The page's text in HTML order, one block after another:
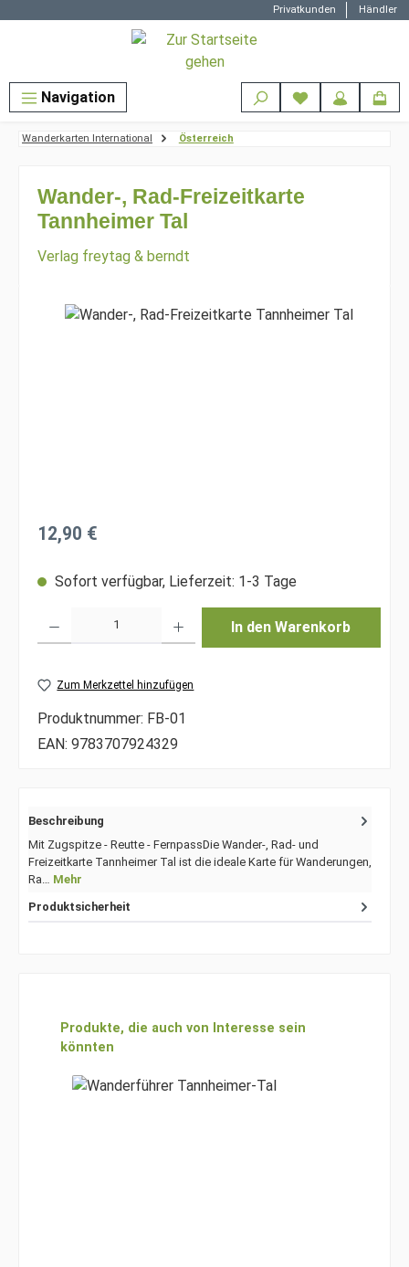
Zum Hauptinhalt springen Privatkunden Händler
Navigation
Wanderkarten International Österreich
Wander-, Rad-Freizeitkarte
Tannheimer Tal
Verlag freytag & berndt
Bildergalerie überspringen
Regulärer Preis:
12,90 €
Sofort verfügbar, Lieferzeit: 1-3 Tage
In den Warenkorb
Zum Merkzettel hinzufügen
Produktnummer: FB-01
EAN: 9783707924329
Beschreibung
Mit Zugspitze - Reutte - FernpassDie Wander-, Rad- und
Freizeitkarte Tannheimer Tal ist die ideale Karte für Wanderungen,
Ra… Mehr
Produktsicherheit
Produktgalerie überspringen
Produkte, die auch von Interesse sein
könnten